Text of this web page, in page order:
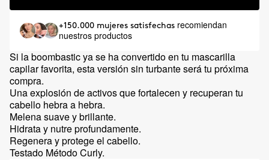
+150.000 mujeres satisfechas recomiendan
nuestros productos
Si la boombastic ya se ha convertido en tu mascarilla
capilar favorita, esta versión sin turbante será tu próxima
compra.
Una explosión de activos que fortalecen y recuperan tu
cabello hebra a hebra.
Melena suave y brillante.
Hidrata y nutre profundamente.
Regenera y protege el cabello.
Testado Método Curly.